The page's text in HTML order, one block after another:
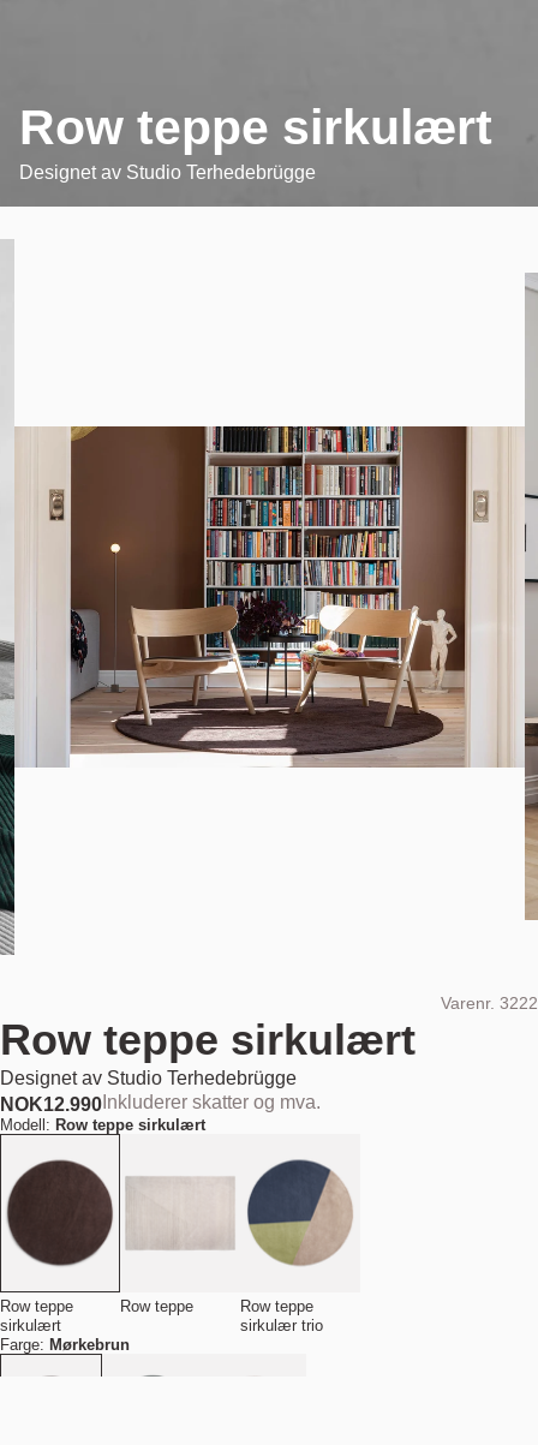
Row teppe sirkulært
Designet av Studio Terhedebrügge
Varenr. 3222
Row teppe sirkulært
Designet av Studio Terhedebrügge
NOK12.990 Inkluderer skatter og mva.
Modell: Row teppe sirkulært
Row teppe
sirkulært
Row teppe
Row teppe
sirkulær trio
Farge: Mørkebrun